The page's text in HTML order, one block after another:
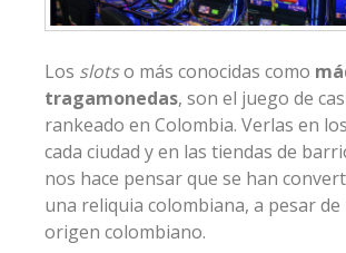
Los slotso más conocidas como
tragamonedas, son el juego de
rankeado en Colombia. Verlas en
cada ciudad y en las tiendas de
nos hace pensar que se han
una reliquia colombiana, a pesar de
origen colombiano.